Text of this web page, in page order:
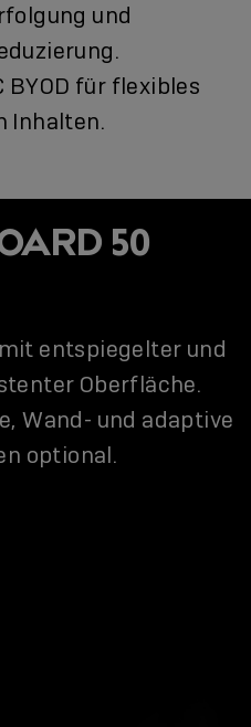
und
BYOD für flexibles
Inhalten.
50
entspiegelter und
Oberfläche.
Wand- und adaptive
optional.